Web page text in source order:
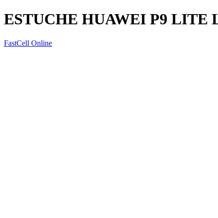
ESTUCHE HUAWEI P9 LITE
FastCell Online